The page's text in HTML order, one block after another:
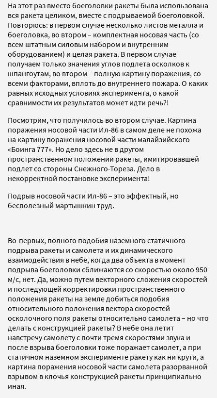
На этот раз вместо боеголовки ракеты была использована
вся ракета целиком, вместе с подрываемой боеголовкой.
Повторюсь: в первом случае несколько листов металла и
боеголовка, во втором – комплектная носовая часть (со
всем штатным силовым набором и внутренним
оборудованием) и целая ракета. В первом случае
получаем только значения углов подлета осколков к
шпангоутам, во втором – полную картину поражения, со
всеми факторами, вплоть до внутреннего пожара. О каких
равных исходных условиях эксперимента, о какой
сравнимости их результатов может идти речь?!
Посмотрим, что получилось во втором случае. Картина
поражения носовой части Ил-86 в самом деле не похожа
на картину поражения носовой части малайзийского
«Боинга 777». Но дело здесь не в другом
пространственном положении ракеты, имитировавшей
подлет со стороны Снежного-Тореза. Дело в
некорректной постановке эксперимента!
Подрыв носовой части Ил-86 – это эффектный, но
бесполезный мартышкин труд.
Во-первых, полного подобия наземного статичного
подрыва ракеты и самолета и их динамического
взаимодействия в небе, когда два объекта в момент
подрыва боеголовки сближаются со скоростью около 950
м/с, нет. Да, можно путем векторного сложения скоростей
и последующей корректировки пространственного
положения ракеты на земле добиться подобия
относительного положения вектора скоростей
осколочного поля ракеты относительно самолета – но что
делать с конструкцией ракеты? В небе она летит
навстречу самолету с почти тремя скоростями звука и
после взрыва боеголовки тоже поражает самолет, а при
статичном наземном эксперименте ракету как ни крути, а
картина поражения носовой части самолета разорванной
взрывом в клочья конструкцией ракеты принципиально
иная.